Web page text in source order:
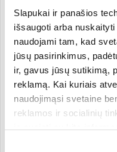
Slapukai ir panašios
išsaugoti arba
naudojami tam, kad
jūsų pasirinkimus,
ir, gavus jūsų sutikimą,
reklamą. Kai kuriais
naudojimąsi svetaine
reklamos ir socialinių
B vitaminų kompleksas su
vitaminu C „Multi B Extra“.
Maisto papildas
Cytoplan 60